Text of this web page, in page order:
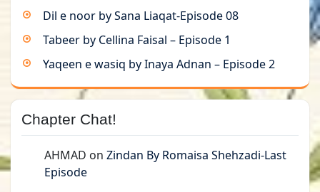
Dil e noor by Sana Liaqat-Episode 08
Tabeer by Cellina Faisal – Episode 1
Yaqeen e wasiq by Inaya Adnan – Episode 2
Chapter Chat!
AHMAD on Zindan By Romaisa Shehzadi-Last
Episode